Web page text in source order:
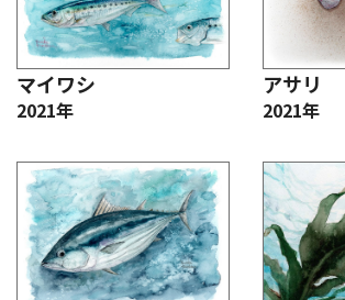
マイワシ
2021年
アサリ
2021年